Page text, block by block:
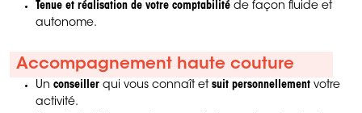
Tenue et réalisation de votre comptabilité de façon fluide et
autonome.
Accompagnement haute couture
Un conseiller qui vous connaît et suit personnellement votre
activité.